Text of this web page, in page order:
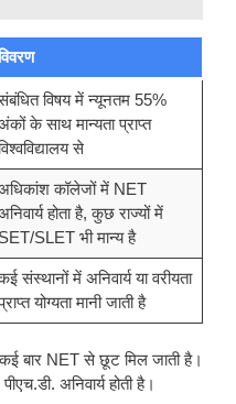
विषय में न्यूनतम 55%
के साथ मान्यता प्राप्त
से
कॉलेजों में NET
होता है, कुछ राज्यों में
SET/SLET भी मान्य है
संस्थानों में अनिवार्य या वरीयता
योग्यता मानी जाती है
बार NET से छूट मिल जाती है।
अनिवार्य होती है।